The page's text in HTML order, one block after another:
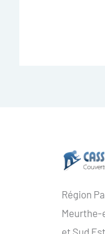
Région
Meurthe-
et Sud